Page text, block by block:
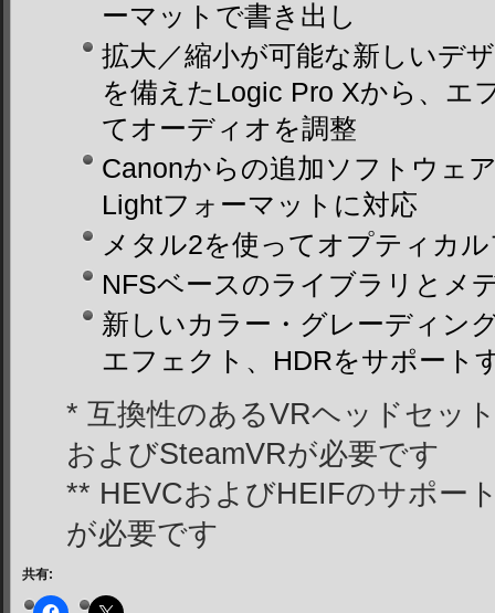
ーマットで書き出し
拡大／縮小が可能な新しいデ
を備えたLogic Pro Xから、エ
てオーディオを調整
Canonからの追加ソフトウェ
Lightフォーマットに対応
メタル2を使ってオプティカ
NFSベースのライブラリとメ
新しいカラー・グレーディン
エフェクト、HDRをサポート
* 互換性のあるVRヘッドセッ
およびSteamVRが必要です
** HEVCおよびHEIFのサポー
が必要です
共有: